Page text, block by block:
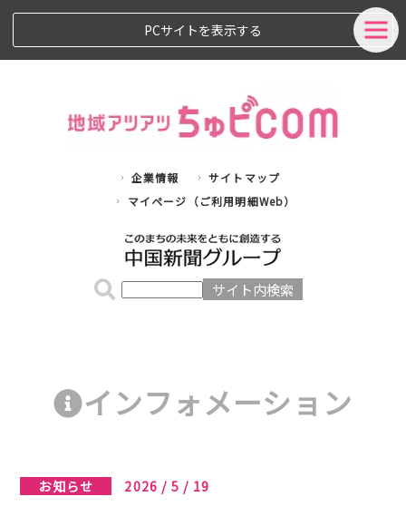
PCサイトを表示する
企業情報
サイトマップ
マイページ（ご利用明細Web）
インフォメーション
お知らせ 2026 / 5 / 19